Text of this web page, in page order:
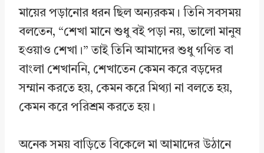
মায়ের পড়ানোর ধরন ছিল অন্যরকম। তিনি সবসময়
বলতেন, “শেখা মানে শুধু বই পড়া নয়, ভালো মানুষ
হওয়াও শেখা।” তাই তিনি আমাদের শুধু গণিত বা
বাংলা শেখাননি, শেখাতেন কেমন করে বড়দের
সম্মান করতে হয়, কেমন করে মিথ্যা না বলতে হয়,
কেমন করে পরিশ্রম করতে হয়।
অনেক সময় বাড়িতে বিকেলে মা আমাদের উঠানে